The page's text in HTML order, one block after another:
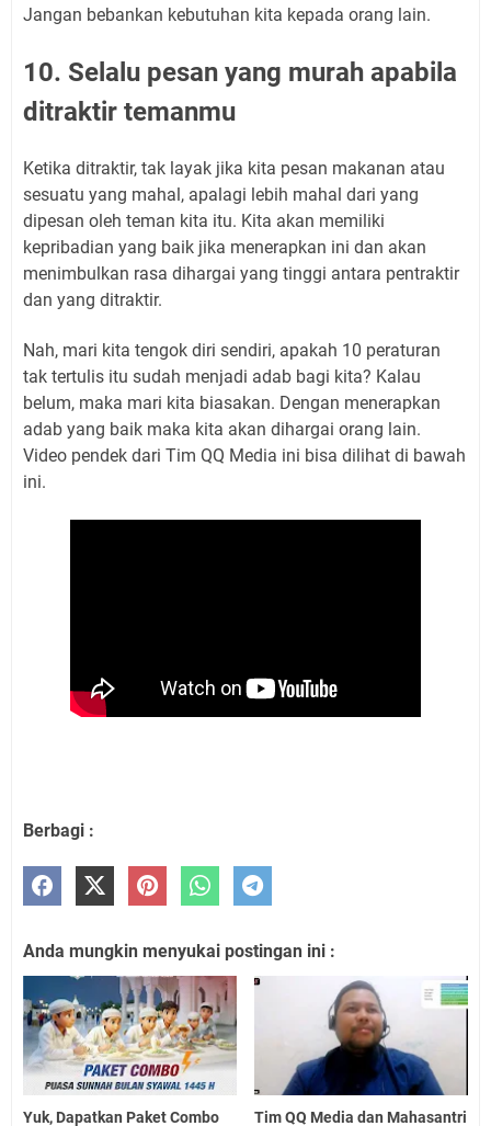
Jangan bebankan kebutuhan kita kepada orang lain.
10. Selalu pesan yang murah apabila
ditraktir temanmu
Ketika ditraktir, tak layak jika kita pesan makanan atau
sesuatu yang mahal, apalagi lebih mahal dari yang
dipesan oleh teman kita itu. Kita akan memiliki
kepribadian yang baik jika menerapkan ini dan akan
menimbulkan rasa dihargai yang tinggi antara pentraktir
dan yang ditraktir.
Nah, mari kita tengok diri sendiri, apakah 10 peraturan
tak tertulis itu sudah menjadi adab bagi kita? Kalau
belum, maka mari kita biasakan. Dengan menerapkan
adab yang baik maka kita akan dihargai orang lain.
Video pendek dari Tim QQ Media ini bisa dilihat di bawah
ini.
Berbagi :
Anda mungkin menyukai postingan ini :
Yuk, Dapatkan Paket Combo Tim QQ Media dan Mahasantri